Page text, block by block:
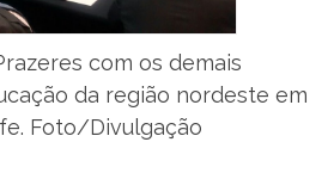
com os demais
da região nordeste em
Foto/Divulgação